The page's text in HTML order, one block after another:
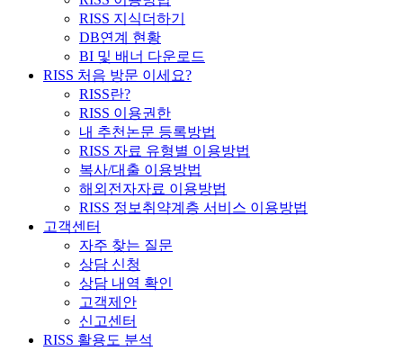
RISS 지식더하기
DB연계 현황
BI 및 배너 다운로드
RISS 처음 방문 이세요?
RISS란?
RISS 이용권한
내 추천논문 등록방법
RISS 자료 유형별 이용방법
복사/대출 이용방법
해외전자자료 이용방법
RISS 정보취약계층 서비스 이용방법
고객센터
자주 찾는 질문
상담 신청
상담 내역 확인
고객제안
신고센터
RISS 활용도 분석